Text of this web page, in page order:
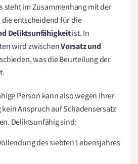
steht im Zusammenhang mit der
die entscheidend für die
Deliktsunfähigkeitist. In
wird zwischenVorsatz und
was die Beurteilung der
Person kann also wegen ihrer
Anspruch auf Schadensersatz
Deliktsunfähig sind:
des siebten Lebensjahres